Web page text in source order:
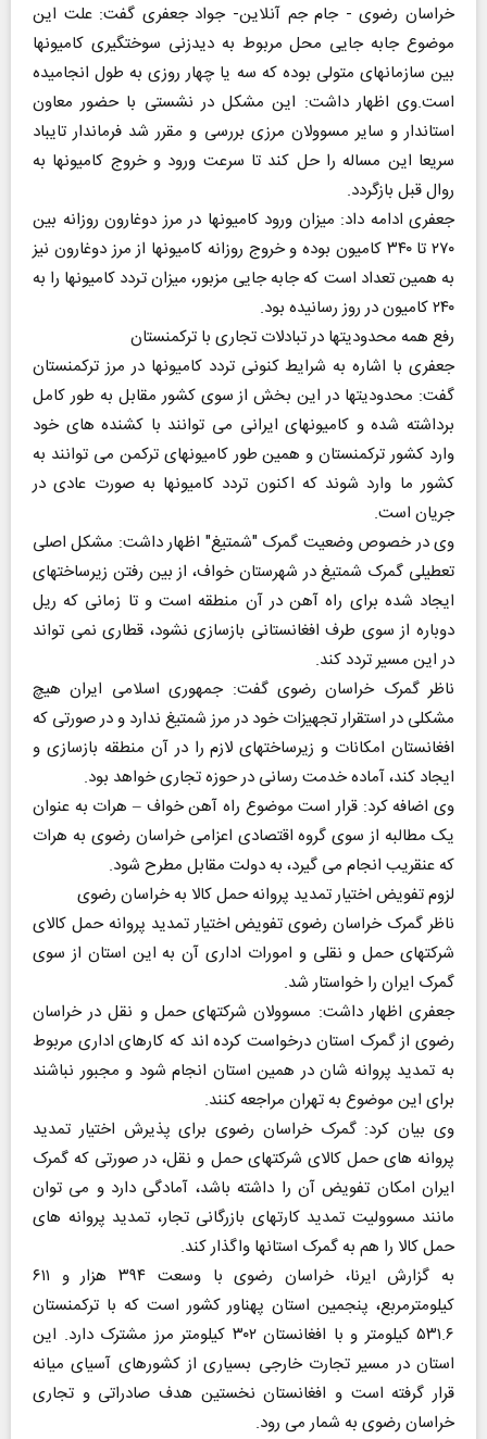
خراسان رضوی - جام جم آنلاین- جواد جعفری گفت: علت این
موضوع جابه جایی محل مربوط به دیدزنی سوختگیری کامیونها
بین سازمانهای متولی بوده که سه یا چهار روزی به طول انجامیده
است.وی اظهار داشت: این مشکل در نشستی با حضور معاون
استاندار و سایر مسوولان مرزی بررسی و مقرر شد فرماندار تایباد
سریعا این مساله را حل کند تا سرعت ورود و خروج کامیونها به
روال قبل بازگردد.
جعفری ادامه داد: میزان ورود کامیونها در مرز دوغارون روزانه بین
۲۷۰ تا ۳۴۰ کامیون بوده و خروج روزانه کامیونها از مرز دوغارون نیز
به همین تعداد است که جابه جایی مزبور، میزان تردد کامیونها را به
۲۴۰ کامیون در روز رسانیده بود.
رفع همه محدودیتها در تبادلات تجاری با ترکمنستان
جعفری با اشاره به شرایط کنونی تردد کامیونها در مرز ترکمنستان
گفت: محدودیتها در این بخش از سوی کشور مقابل به طور کامل
برداشته شده و کامیونهای ایرانی می توانند با کشنده های خود
وارد کشور ترکمنستان و همین طور کامیونهای ترکمن می توانند به
کشور ما وارد شوند که اکنون تردد کامیونها به صورت عادی در
جریان است.
وی در خصوص وضعیت گمرک "شمتیغ" اظهار داشت: مشکل اصلی
تعطیلی گمرک شمتیغ در شهرستان خواف، از بین رفتن زیرساختهای
ایجاد شده برای راه آهن در آن منطقه است و تا زمانی که ریل
دوباره از سوی طرف افغانستانی بازسازی نشود، قطاری نمی تواند
در این مسیر تردد کند.
ناظر گمرک خراسان رضوی گفت: جمهوری اسلامی ایران هیچ
مشکلی در استقرار تجهیزات خود در مرز شمتیغ ندارد و در صورتی که
افغانستان امکانات و زیرساختهای لازم را در آن منطقه بازسازی و
ایجاد کند، آماده خدمت رسانی در حوزه تجاری خواهد بود.
وی اضافه کرد: قرار است موضوع راه آهن خواف – هرات به عنوان
یک مطالبه از سوی گروه اقتصادی اعزامی خراسان رضوی به هرات
که عنقریب انجام می گیرد، به دولت مقابل مطرح شود.
لزوم تفویض اختیار تمدید پروانه حمل کالا به خراسان رضوی
ناظر گمرک خراسان رضوی تفویض اختیار تمدید پروانه حمل کالای
شرکتهای حمل و نقلی و امورات اداری آن به این استان از سوی
گمرک ایران را خواستار شد.
جعفری اظهار داشت: مسوولان شرکتهای حمل و نقل در خراسان
رضوی از گمرک استان درخواست کرده اند که کارهای اداری مربوط
به تمدید پروانه شان در همین استان انجام شود و مجبور نباشند
برای این موضوع به تهران مراجعه کنند.
وی بیان کرد: گمرک خراسان رضوی برای پذیرش اختیار تمدید
پروانه های حمل کالای شرکتهای حمل و نقل، در صورتی که گمرک
ایران امکان تفویض آن را داشته باشد، آمادگی دارد و می توان
مانند مسوولیت تمدید کارتهای بازرگانی تجار، تمدید پروانه های
حمل کالا را هم به گمرک استانها واگذار کند.
به گزارش ایرنا، خراسان رضوی با وسعت ۳۹۴ هزار و ۶۱۱
کیلومترمربع، پنجمین استان پهناور کشور است که با ترکمنستان
۵۳۱.۶ کیلومتر و با افغانستان ۳۰۲ کیلومتر مرز مشترک دارد. این
استان در مسیر تجارت خارجی بسیاری از کشورهای آسیای میانه
قرار گرفته است و افغانستان نخستین هدف صادراتی و تجاری
خراسان رضوی به شمار می رود.